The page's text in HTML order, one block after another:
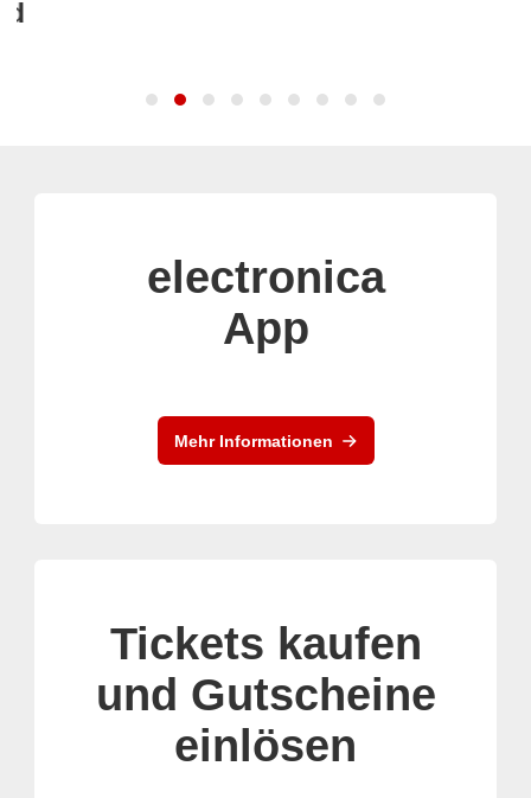
electronica
App
Mehr Informationen
Tickets kaufen
und Gutscheine
einlösen